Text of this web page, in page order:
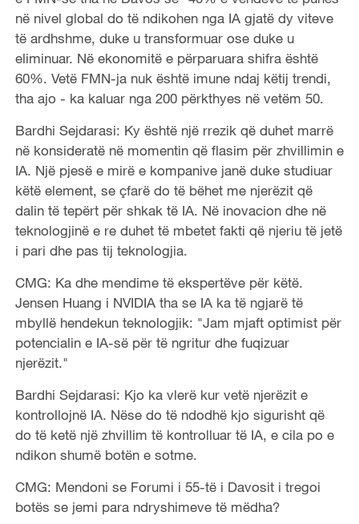
në nivel global do të ndikohen nga IA gjatë dy viteve
të ardhshme, duke u transformuar ose duke u
eliminuar. Në ekonomitë e përparuara shifra është
60%. Vetë FMN-ja nuk është imune ndaj këtij trendi,
tha ajo - ka kaluar nga 200 përkthyes në vetëm 50.
Bardhi Sejdarasi: Ky është një rrezik që duhet marrë
në konsideratë në momentin që flasim për zhvillimin e
IA. Një pjesë e mirë e kompanive janë duke studiuar
këtë element, se çfarë do të bëhet me njerëzit që
dalin të tepërt për shkak të IA. Në inovacion dhe në
teknologjinë e re duhet të mbetet fakti që njeriu të jetë
i pari dhe pas tij teknologjia.
CMG: Ka dhe mendime të ekspertëve për këtë.
Jensen Huang i NVIDIA tha se IA ka të ngjarë të
mbyllë hendekun teknologjik: "Jam mjaft optimist për
potencialin e IA-së për të ngritur dhe fuqizuar
njerëzit."
Bardhi Sejdarasi: Kjo ka vlerë kur vetë njerëzit e
kontrollojnë IA. Nëse do të ndodhë kjo sigurisht që
do të ketë një zhvillim të kontrolluar të IA, e cila po e
ndikon shumë botën e sotme.
CMG: Mendoni se Forumi i 55-të i Davosit i tregoi
botës se jemi para ndryshimeve të mëdha?